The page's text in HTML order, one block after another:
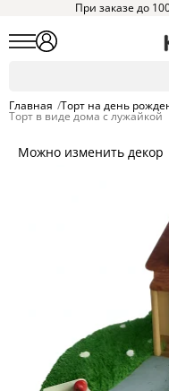
При заказе до
Главная /Торт на день
Торт в виде дома с лужайкой
Можно изменить декор